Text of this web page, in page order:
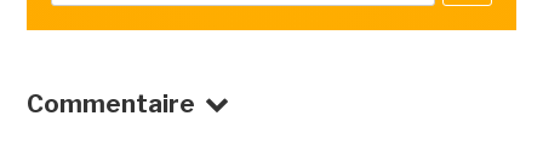
Commentaire